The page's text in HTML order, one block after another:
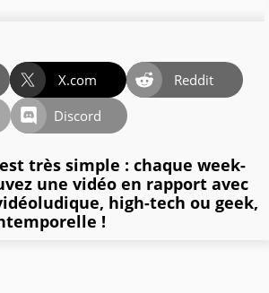
X.com
Reddit
Discord
très simple : chaque week-
une vidéo en rapport avec
high-tech ou geek,
!